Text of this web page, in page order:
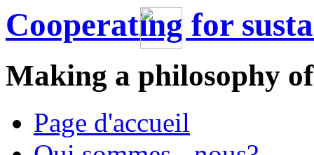
Cooperating for
Making a philosophy
Page d'accueil